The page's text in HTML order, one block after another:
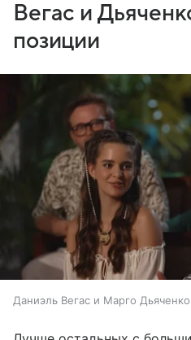
Вегас и
позиции
Даниэль Вегас и Марго